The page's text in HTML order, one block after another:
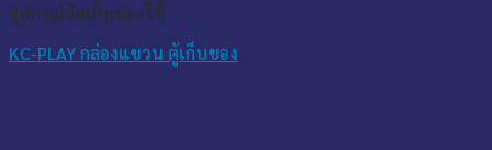
อุปกรณ์จัดเก็บของใช้
KC-PLAY กล่องแขวน ตู้เก็บของ